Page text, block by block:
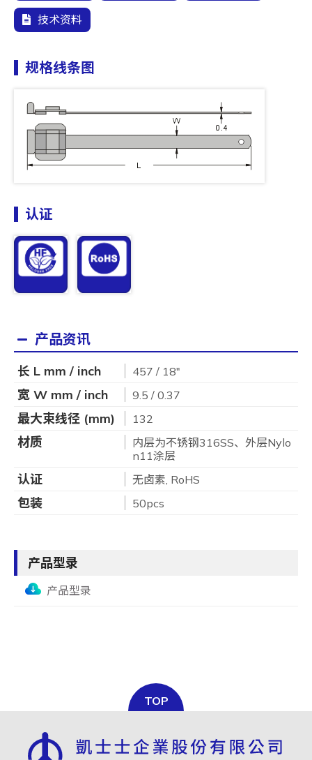
技术资料
规格线条图
认证
产品资讯
长 L mm / inch 457 / 18"
宽 W mm / inch 9.5 / 0.37
最大束线径 (mm) 132
材质
内层为不锈钢316SS、外层Nylo
n11涂层
认证 无卤素, RoHS
包装 50pcs
产品型录
产品型录
TOP